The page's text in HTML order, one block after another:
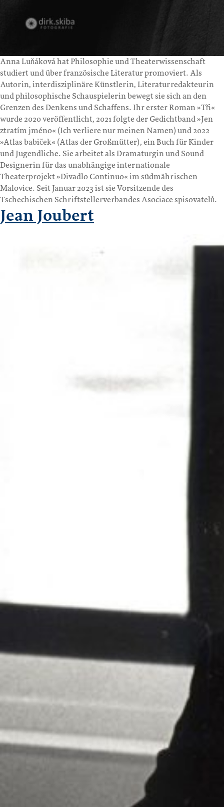
Anna Luňáková hat Philosophie und Theaterwissenschaft
studiert und über französische Literatur promoviert. Als
Autorin, interdisziplinäre Künstlerin, Literaturredakteurin
und philosophische Schauspielerin bewegt sie sich an den
Grenzen des Denkens und Schaffens. Ihr erster Roman »Tři«
wurde 2020 veröffentlicht, 2021 folgte der Gedichtband »Jen
ztratím jméno« (Ich verliere nur meinen Namen) und 2022
»Atlas babiček« (Atlas der Großmütter), ein Buch für Kinder
und Jugendliche. Sie arbeitet als Dramaturgin und Sound
Designerin für das unabhängige internationale
Theaterprojekt »Divadlo Continuo« im südmährischen
Malovice. Seit Januar 2023 ist sie Vorsitzende des
Tschechischen Schriftstellerverbandes Asociace spisovatelů.
Jean Joubert